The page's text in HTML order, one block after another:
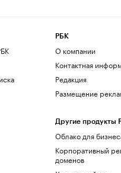
РБК
О компании
Контактная
Редакция
Размещение
Другие продукты
Облако для
Корпоративный
доменов